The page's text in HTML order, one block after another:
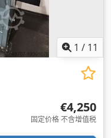
1 / 11
€4,250
固定价格 不含增值税